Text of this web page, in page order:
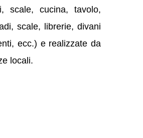
scale, cucina, tavolo,
scale, librerie, divani
ecc.) e realizzate da
locali.